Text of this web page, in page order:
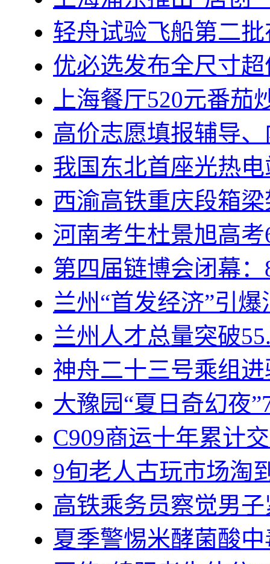
轻舟试验飞船第二
优必选发布全尺寸
上海餐厅520元番
高价志愿填报辅导
我国东北首座光热
西渝高铁重庆段箱
河南考生杜景旭高
第四届链博会闭幕
兰州“首发经济”引
兰州人才总量突破
神舟二十三号乘组
大豫园“夏日奇幻夜
C909商运十年累计
9旬老人古玩市场淘
高铁乘务员察觉男
夏季警惕米酵菌酸